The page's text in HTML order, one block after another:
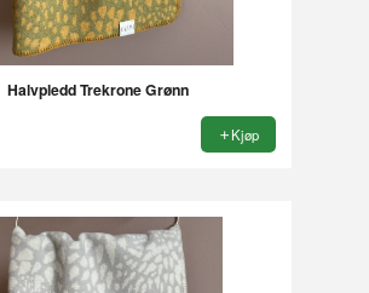
Halvpledd Trekrone Grønn
Kjøp